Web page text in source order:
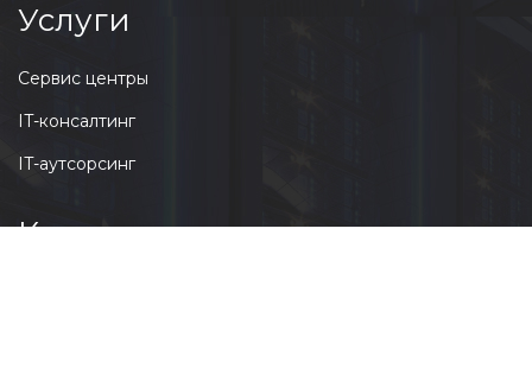
Услуги
Сервис центры
IT-консалтинг
IT-аутсорсинг
Коталог